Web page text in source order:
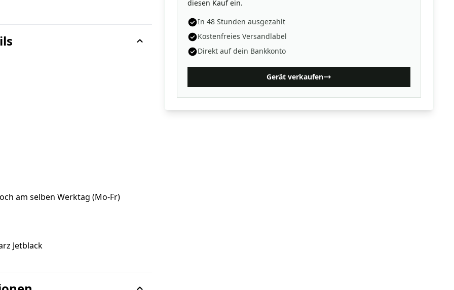
diesen Kauf ein.
In 48 Stunden ausgezahlt
Kostenfreies Versandlabel
Direkt auf dein Bankkonto
Gerät verkaufen
am selben Werktag (Mo-Fr)
Jetblack